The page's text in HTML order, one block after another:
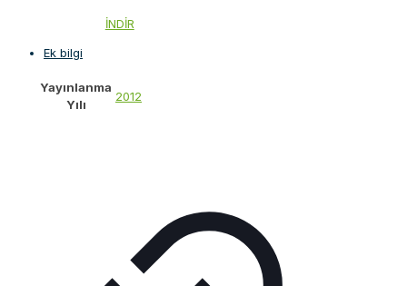
İNDİR
Ek bilgi
Yayınlanma
Yılı
2012